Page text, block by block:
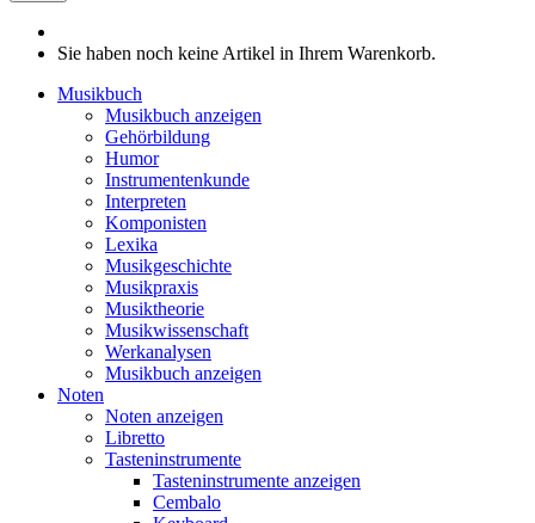
Sie haben noch keine Artikel in Ihrem Warenkorb.
Musikbuch
Musikbuch anzeigen
Gehörbildung
Humor
Instrumentenkunde
Interpreten
Komponisten
Lexika
Musikgeschichte
Musikpraxis
Musiktheorie
Musikwissenschaft
Werkanalysen
Musikbuch anzeigen
Noten
Noten anzeigen
Libretto
Tasteninstrumente
Tasteninstrumente anzeigen
Cembalo